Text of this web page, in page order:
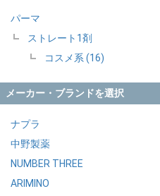
パーマ
ストレート1剤
コスメ系 (16)
メーカー・ブランドを選択
ナプラ
N. シリーズ
CARETECT HB シリーズ
ut-et
中野製薬
emorte
CURLX
NUMBER THREE
FELADYCA シリーズ
ARIMINO